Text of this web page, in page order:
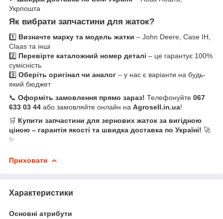
Укрпошта
Як вибрати запчастини для жаток?
1️⃣ Визначте марку та модель жатки – John Deere, Case IH,
Claas та інші
2️⃣ Перевірте каталожний номер деталі – це гарантує 100%
сумісність
3️⃣ Оберіть оригінал чи аналог – у нас є варіанти на будь-
який бюджет
📞 Оформіть замовлення прямо зараз! Телефонуйте 067
633 03 44 або замовляйте онлайн на Agrosell.in.ua!
🛒 Купити запчастини для зернових жаток за вигідною
ціною – гарантія якості та швидка доставка по Україні! 🚀
✨
Приховати
Характеристики
Основні атрибути